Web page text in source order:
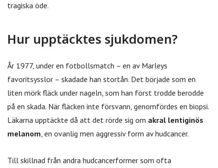
tragiska öde.
Hur upptäcktes sjukdomen?
År 1977, under en fotbollsmatch – en av Marleys
favoritsysslor – skadade han stortån. Det började som en
liten mörk fläck under nageln, som han först trodde berodde
på en skada. När fläcken inte försvann, genomfördes en biopsi.
Läkarna upptäckte då att det rörde sig om akral lentiginös
melanom , en ovanlig men aggressiv form av hudcancer.
Till skillnad från andra hudcancerformer som ofta